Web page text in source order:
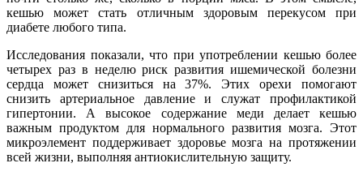
кешью может стать отличным здоровым перекусом при
диабете любого типа.
Исследования показали, что при употреблении кешью более
четырех раз в неделю риск развития ишемической болезни
сердца может снизиться на 37%. Этих орехи помогают
снизить артериальное давление и служат профилактикой
гипертонии. А высокое содержание меди делает кешью
важным продуктом для нормального развития мозга. Этот
микроэлемент поддерживает здоровье мозга на протяжении
всей жизни, выполняя антиокислительную защиту.